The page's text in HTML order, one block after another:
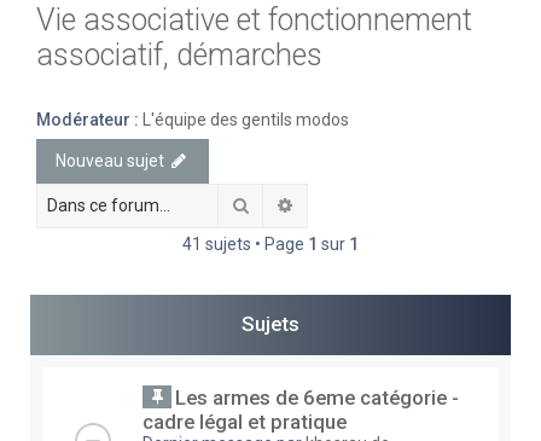
Vie associative et fonctionnement
associatif, démarches
Modérateur : L'équipe des gentils modos
Nouveau sujet
Rechercher
41 sujets • Page 1 sur 1
Sujets
Les armes de 6eme catégorie -
cadre légal et pratique